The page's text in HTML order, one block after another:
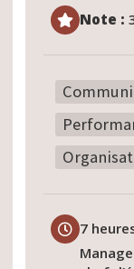
Note :
7